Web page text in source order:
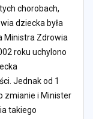
chorobach,
dziecka była
Ministra Zdrowia
roku uchylono
Jednak od 1
zmianie i Minister
takiego